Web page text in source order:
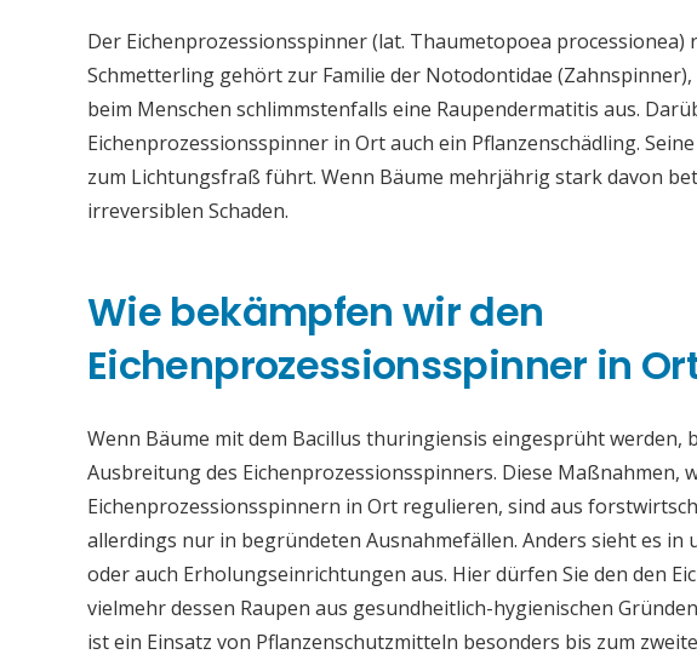
Der Eichenprozessionsspinner (lat. Thaumetopoea
Schmetterling gehört zur Familie der Notodontidae
beim Menschen schlimmstenfalls eine Raupendermatitis aus.
Eichenprozessionsspinner in Ort auch ein Pflanzenschädling.
zum Lichtungsfraß führt. Wenn Bäume mehrjährig stark davon
irreversiblen Schaden.
Wie bekämpfen wir den
Eichenprozessionsspinner in
Wenn Bäume mit dem Bacillus thuringiensis eingesprüht werden,
Ausbreitung des Eichenprozessionsspinners. Diese Maßnahmen,
Eichenprozessionsspinnern in Ort regulieren, sind aus
allerdings nur in begründeten Ausnahmefällen. Anders sieht es
oder auch Erholungseinrichtungen aus. Hier dürfen Sie den den
vielmehr dessen Raupen aus gesundheitlich-hygienischen
ist ein Einsatz von Pflanzenschutzmitteln besonders bis zum